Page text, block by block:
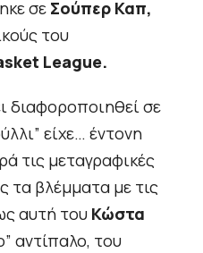
σε Σούπερ Καπ,
του
League.
διαφοροποιηθεί σε
είχε… έντονη
τις μεταγραφικές
τα βλέμματα με τις
αυτή του Κώστα
αντίπαλο, του